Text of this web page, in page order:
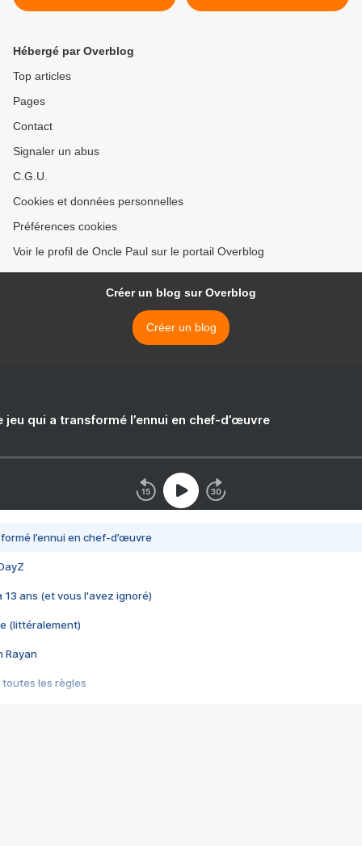
Hébergé par Overblog
Top articles
Pages
Contact
Signaler un abus
C.G.U.
Cookies et données personnelles
Préférences cookies
Voir le profil de Oncle Paul sur le portail Overblog
Créer un blog sur Overblog
Créer un blog
jeu qui a transformé l’ennui en chef-d’œuvre
l’ennui en chef-d’œuvre
13 ans (et vous l'avez ignoré)
(littéralement)
Rayan
toutes les règles